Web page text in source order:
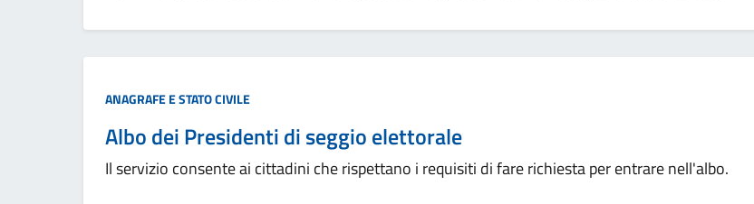
ANAGRAFE E STATO CIVILE
Albo dei Presidenti di seggio elettorale
Il servizio consente ai cittadini che rispettano i requisiti di fare richiesta per entrare nell'albo.